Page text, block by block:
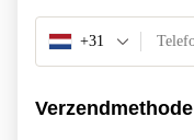
+31
Verzendmethode